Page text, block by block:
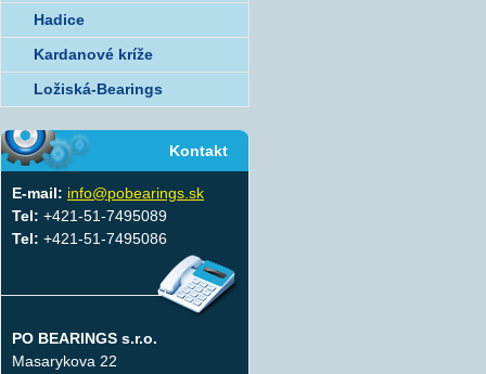
Hadice
Kardanové kríže
Ložiská-Bearings
Kontakt
E-mail: info@pobearings.sk
Tel: +421-51-7495089
Tel: +421-51-7495086
PO BEARINGS s.r.o.
Masarykova 22